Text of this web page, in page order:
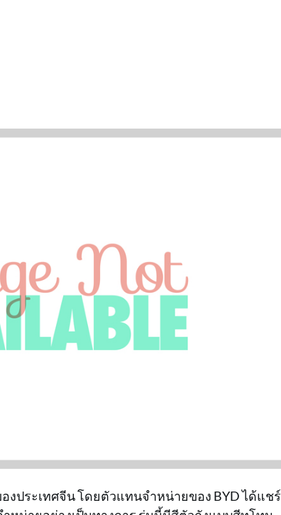
ประเทศจีน โดยตัวแทนจำหน่ายของ BYD ได้แชร์